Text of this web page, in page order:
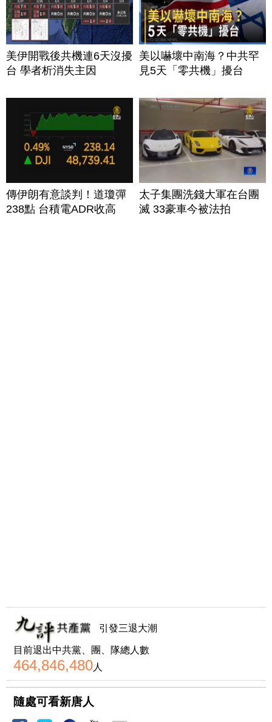
美伊開戰後共機連6天沒擾
台 學者析消失主因
美以嚇壞中南海？中共罕
見5天「零共機」擾台
傳伊朗有意談判！道瓊彈
238點 台積電ADR收高
太子集團洗錢大軍在台團
滅 33豪車今被法拍
引發三退大潮
目前退出中共黨、團、隊總人數
464,846,480人
隨處可看新唐人